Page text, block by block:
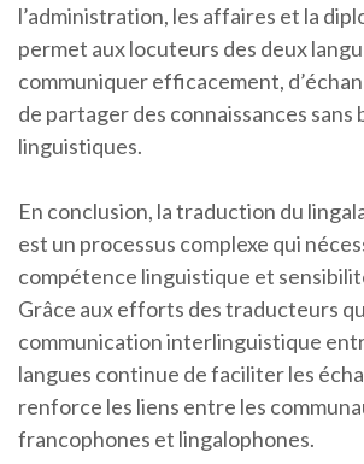
l’administration, les affaires et la
permet aux locuteurs des deux
communiquer efficacement,
de partager des connaissances sans
linguistiques.
En conclusion, la traduction du
est un processus complexe qui
compétence linguistique et
Grâce aux efforts des traducteurs
communication interlinguistique
langues continue de faciliter les
renforce les liens entre les
francophones et lingalophones.